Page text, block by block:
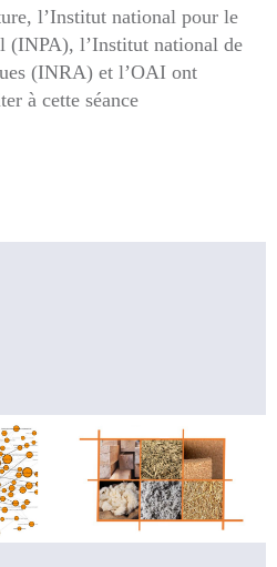
l’Institut national pour le
(INPA), l’Institut national de
(INRA) et l’OAI ont
à cette séance